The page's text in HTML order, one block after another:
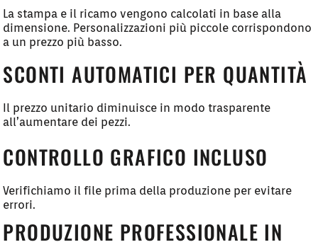
La stampa e il ricamo vengono calcolati in base alla
dimensione. Personalizzazioni più piccole corrispondono
a un prezzo più basso.
SCONTI AUTOMATICI PER QUANTITÀ
Il prezzo unitario diminuisce in modo trasparente
all’aumentare dei pezzi.
CONTROLLO GRAFICO INCLUSO
Verifichiamo il file prima della produzione per evitare
errori.
PRODUZIONE PROFESSIONALE IN